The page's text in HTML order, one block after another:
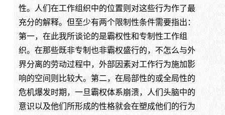
性。人们在工作组织中的位置则对这些行为作了最
充分的解释。但至少有两个限制性条件需要指出：
第一，在此我所谈论的是霸权性和专制性工作组
织。在那些既非专制也非霸权盛行的，不怎么与外
界分离的劳动过程中，外部因素对工作行为施加影
响的空间则比较大。第二，在局部性的或全局性的
危机爆发时期，一旦霸权体系崩溃，人们头脑中的
意识以及他们所形成的性格就会在塑成他们的行为